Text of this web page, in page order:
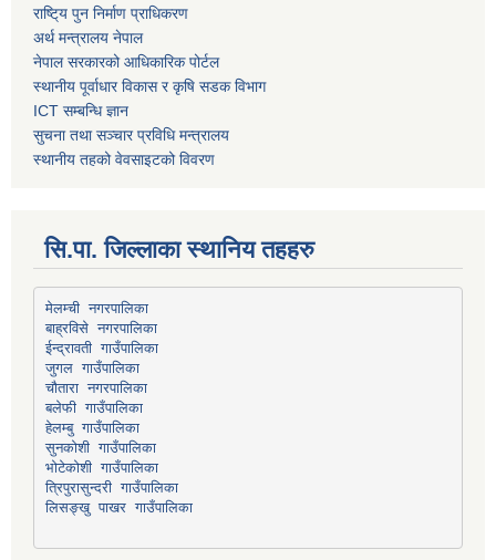
राष्टि्य पुन निर्माण प्राधिकरण
अर्थ मन्त्रालय नेपाल
नेपाल सरकारको आधिकारिक पोर्टल
स्थानीय पूर्वाधार विकास र कृषि सडक विभाग
ICT सम्बन्धि ज्ञान
सुचना तथा सञ्चार प्रविधि मन्त्रालय
स्थानीय तहको वेवसाइटको विवरण
सि.पा. जिल्लाका स्थानिय तहहरु
मेलम्ची नगरपालिका
बाह्रविसे नगरपालिका
ईन्द्रावती गाउँपालिका
जुगल गाउँपालिका
चौतारा नगरपालिका
बलेफी गाउँपालिका
हेलम्बु गाउँपालिका
सुनकोशी गाउँपालिका
भोटेकोशी गाउँपालिका
त्रिपुरासुन्दरी गाउँपालिका
लिसङ्खु पाखर गाउँपालिका